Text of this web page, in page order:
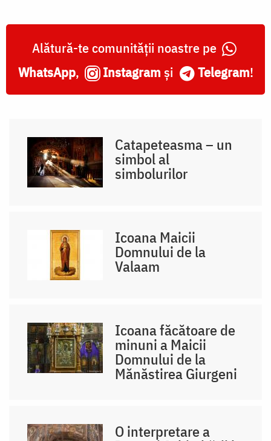
Alătură-te comunității noastre pe
WhatsApp, Instagram și Telegram!
Catapeteasma – un
simbol al
simbolurilor
Icoana Maicii
Domnului de la
Valaam
Icoana făcătoare de
minuni a Maicii
Domnului de la
Mănăstirea Giurgeni
O interpretare a